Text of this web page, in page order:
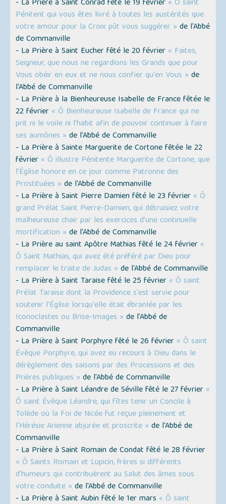
- La Prière à Saint Conrad fêté le 19 février « Ô saint
Pénitent qui vous êtes livré à toutes les austérités que
votre amour pour la Croix pût vous suggérer » de l'Abbé
de Commanville
- La Prière à Saint Eucher fêté le 20 février « Faites,
Seigneur, que nous ne regardions les Grands que pour
Vous obéir en eux et ne nous confier qu'en Vous » de
l'Abbé de Commanville
- La Prière à la Bienheureuse Isabelle de France fêtée le
22 février « Ô Bienheureuse Isabelle de France qui ne
prit ni le voile ni l’habit afin de pouvoir continuer à faire
ses aumônes » de l'Abbé de Commanville
- La Prière à Sainte Marguerite de Cortone fêtée le 22
février « Ô illustre Pénitente Marguerite de Cortone, que
l’Église honore en ce jour comme Patronne des
Prostituées » de l'Abbé de Commanville
- La Prière à Saint Pierre Damien fêté le 23 février « Ô
grand Prélat Saint Pierre-Damien, qui détruisiez votre
malheureuse chair par les exercices d'une continuelle
mortification » de l'Abbé de Commanville
- La Prière au saint Apôtre Mathias fêté le 24 février «
Ô Saint Mathias, qui avez été préféré par Dieu pour
remplacer le traite de Judas » de l'Abbé de Commanville
- La Prière à Saint Taraise fêté le 25 février « Ô saint
Prélat Taraise dont la Providence s'est servie pour
soutenir l'Église lorsqu'elle était ébranlée par les
Iconoclastes ou Brise-Images » de l'Abbé de
Commanville
- La Prière à Saint Porphyre fêté le 26 février « Ô saint
Évêque Porphyre, qui avez eu recours à Dieu dans le
dérèglement des saisons par des Processions et des
Prières publiques » de l'Abbé de Commanville
- La Prière à Saint Léandre de Séville fêté le 27 février «
Ô saint Évêque Léandre, qui fîtes tenir un Concile à
Tolède où la Foi de Nicée fut reçue pleinement et
l'Hérésie Arienne abjurée et proscrite » de l'Abbé de
Commanville
- La Prière à Saint Romain de Condat fêté le 28 février
« Ô Saints Romain et Lupicin, frères si différents
d'humeurs qui contribuèrent au Salut des âmes sous
votre conduite » de l'Abbé de Commanville
- La Prière à Saint Aubin fêté le 1er mars « Ô saint